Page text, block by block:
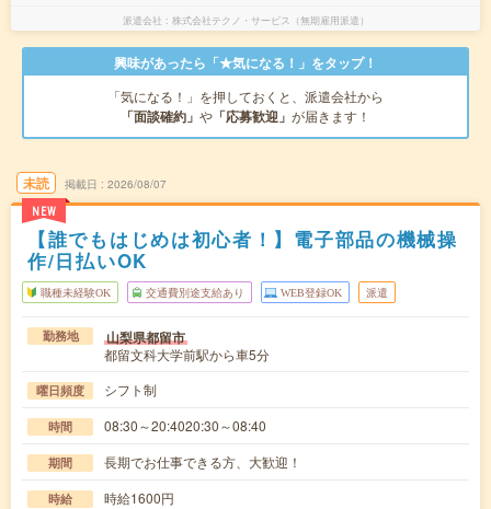
派遣会社 株式会社テクノ・サービス（無期雇用派遣）
興味があったら「★気になる！」をタップ！
「気になる！」を押しておくと、派遣会社から
「面談確約」 や 「応募歓迎」 が届きます！
未読
NEW
掲載日 2026/08/07
【誰でもはじめは初心者！】電子部品の機械操
作/日払いOK
職種未経験OK 交通費別途支給あり WEB登録OK 派遣
勤務地 山梨県都留市
都留文科大学前駅から車5分
曜日頻度 シフト制
時間 08:30～20:4020:30～08:40
期間 長期でお仕事できる方、大歓迎！
時給 時給1600円